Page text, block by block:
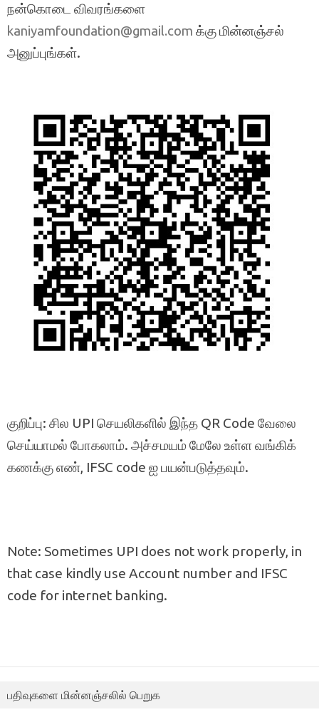
நன்கொடை விவரங்களை
kaniyamfoundation@gmail.com க்கு மின்னஞ்சல்
அனுப்புங்கள்.
குறிப்பு: சில UPI செயலிகளில் இந்த QR Code வேலை
செய்யாமல் போகலாம். அச்சமயம் மேலே உள்ள வங்கிக்
கணக்கு எண், IFSC code ஐ பயன்படுத்தவும்.
Note: Sometimes UPI does not work properly, in
that case kindly use Account number and IFSC
code for internet banking.
பதிவுகளை மின்னஞ்சலில் பெறுக